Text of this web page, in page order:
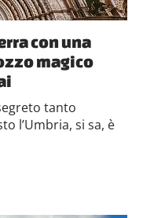
con una
magico
tanto
l’Umbria, si sa, è